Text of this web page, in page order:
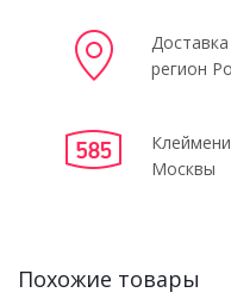
регион
Москвы
Похожие товары